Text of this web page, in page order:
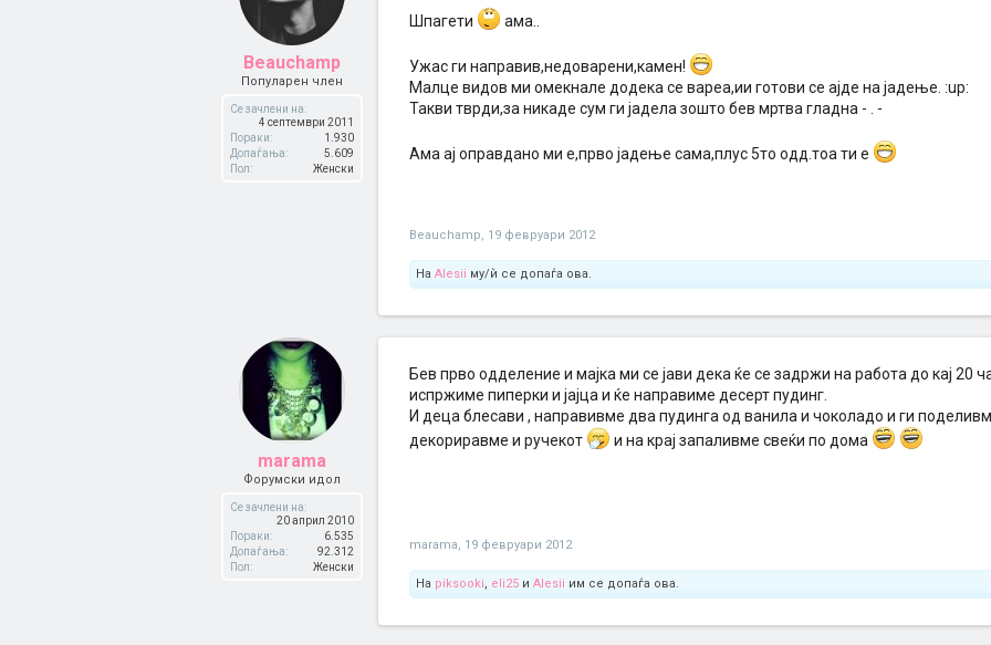
Beauchamp
Популарен член
Се зачлени на:
4 септември 2011
Пораки:
1.930
Допаѓања:
5.609
Пол:
Женски
Шпагети ама..
Ужас ги направив,недоварени,камен!
Малце видов ми омекнале додека се вареа,ии готови се ајде на јадење. :up:
Такви тврди,за никаде сум ги јадела зошто бев мртва гладна - . -
Ама ај оправдано ми е,прво јадење сама,плус 5то одд.тоа ти е
Beauchamp, 19 февруари 2012
На Alesii му/ѝ се допаѓа ова.
marama
Форумски идол
Се зачлени на:
20 април 2010
Пораки:
6.535
Допаѓања:
92.312
Пол:
Женски
Бев прво одделение и мајка ми се јави дека ќе се задржи на работа до кај 20
испржиме пиперки и јајца и ќе направиме десерт пудинг.
И деца блесави , направивме два пудинга од ванила и чоколадо и ги
декориравме и ручекот
и на крај запаливме свеќи по дома
marama, 19 февруари 2012
На piksooki, eli25 и Alesii им се допаѓа ова.